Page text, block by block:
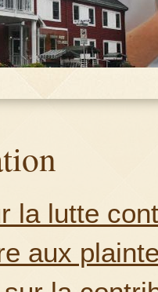
la lutte
aux